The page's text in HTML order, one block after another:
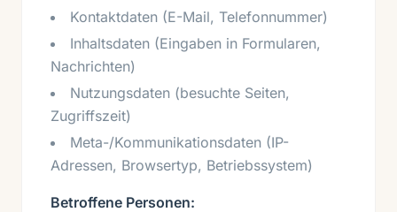
Kontaktdaten (E-Mail, Telefonnummer)
Inhaltsdaten (Eingaben in Formularen,
Nachrichten)
Nutzungsdaten (besuchte Seiten,
Zugriffszeit)
Meta-/Kommunikationsdaten (IP-
Adressen, Browsertyp, Betriebssystem)
Betroffene Personen: